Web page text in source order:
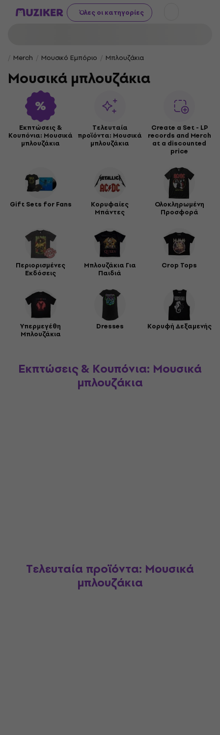
Όλες οι κατηγορίες
Merch Μουσικό Εμπόριο Μπλουζάκια
Μουσικά μπλουζάκια
Εκπτώσεις &
Κουπόνια: Μουσικά
μπλουζάκια
Τελευταία
προϊόντα: Μουσικά
μπλουζάκια
Create a Set - LP
records and Merch
at a discounted
price
Gift Sets for Fans Κορυφαίες
Μπάντες
Ολοκληρωμένη
Προσφορά
Περιορισμένες
Εκδόσεις
Μπλουζάκια Για
Παιδιά
Crop Tops
Υπερμεγέθη
Μπλουζάκια
Dresses Κορυφή Δεξαμενής
Εκπτώσεις & Κουπόνια: Μουσικά
μπλουζάκια
Τελευταία προϊόντα: Μουσικά
μπλουζάκια